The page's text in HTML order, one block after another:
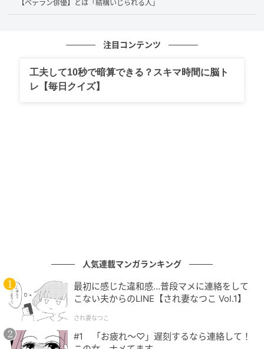
さらに岡田さんは、アニメ業界の構造的な欠陥につい
ーにちゃんとした給料を払うと、会社は潰れる。これ
はもう絶対の法則」と断言。この衝撃的な言葉に、平
子さんと酒井さんも「ええー！」と驚きを隠せませ
子さんは、「作れば作るほどシステムがそうなってし
まっているんだ」と、業界が抱える闇の深さに唸りま
した。理想を追求すればするほど首が絞まるという芸
術の現場のジレンマは、あまりにも残酷な現実です。
【ベテラン俳優】とは「結構いじられる人」
注目コンテンツ
工夫して10秒で暗算できる？スキマ時間に脳ト
レ【毎日クイズ】
人気連載マンガランキング
最初に感じた違和感…普段マメに連絡をして
こない夫からのLINE【され妻なつこ Vol.1】
され妻なつこ
#1 「お疲れ〜♡」遅刻するなら連絡して！